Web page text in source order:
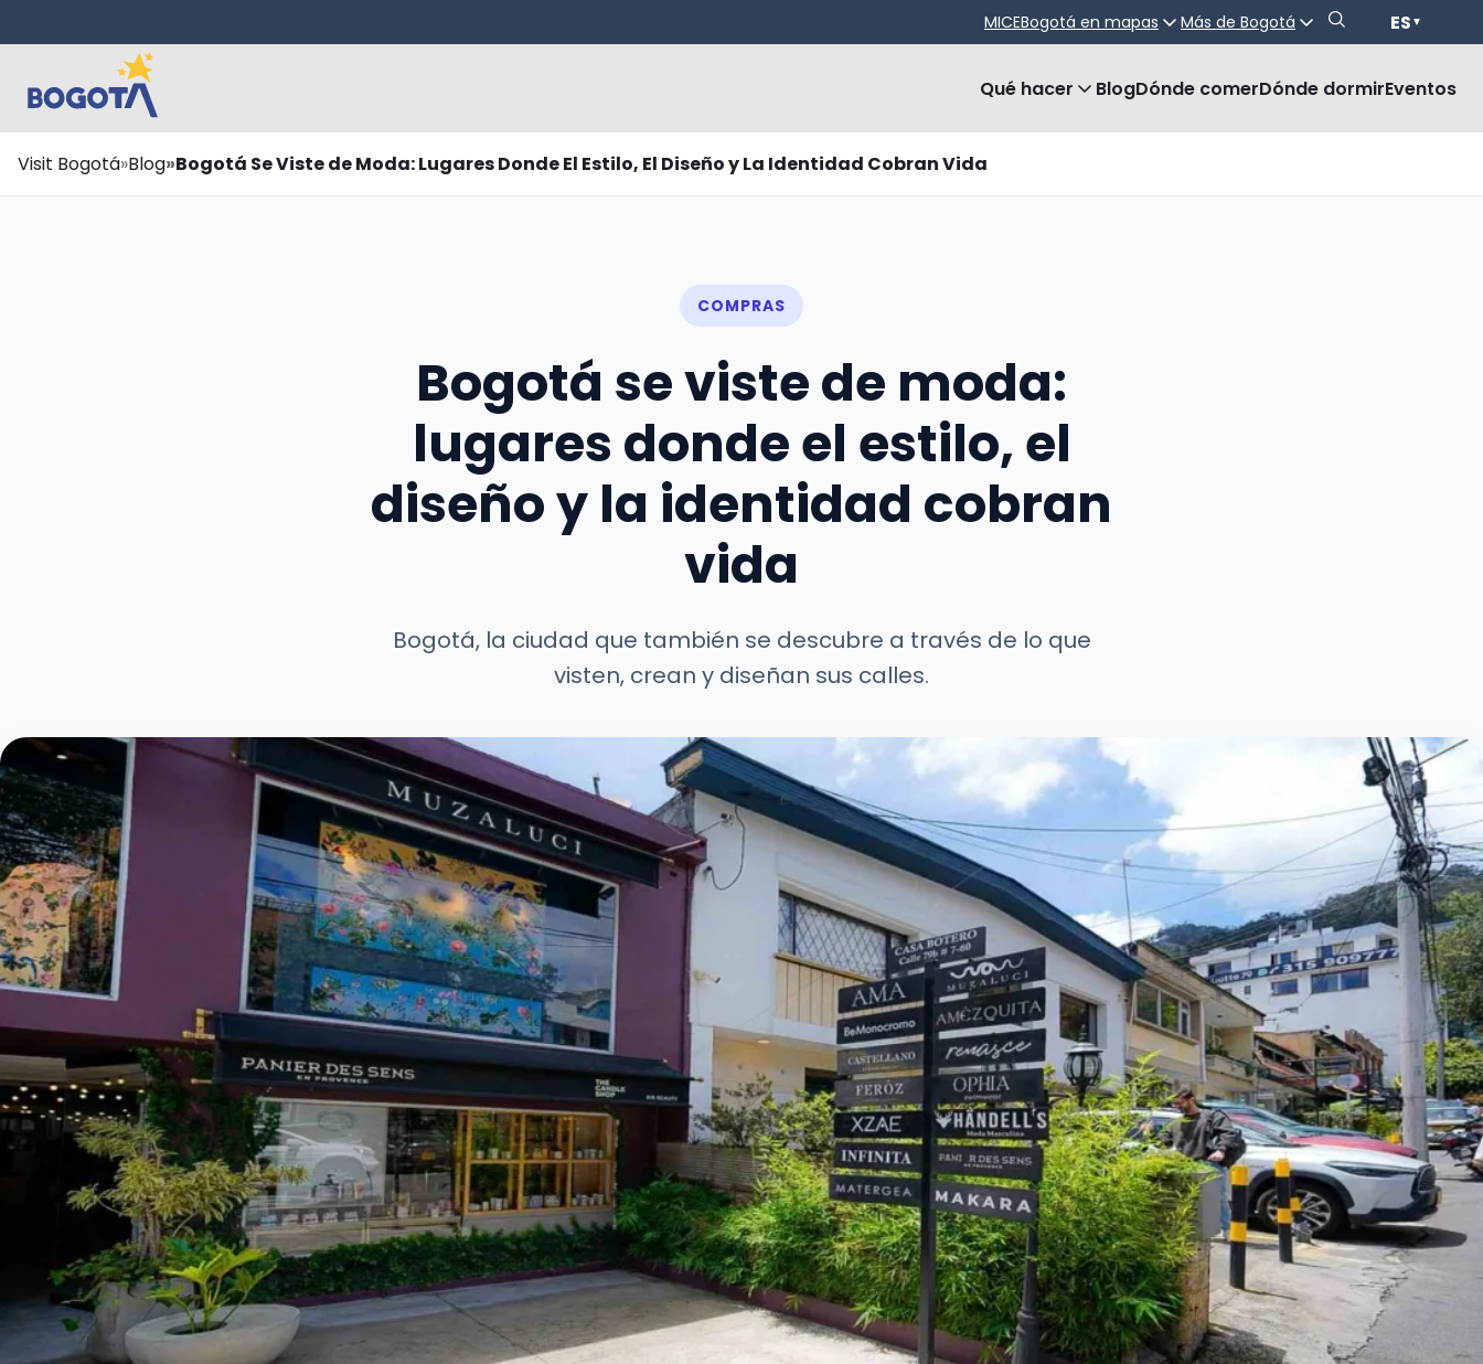
MICEBogotá en mapas Más de Bogotá ES ▼
Qué hacer BlogDónde comerDónde dormirEventos
de
navegación
Visit Bogotá Blog Bogotá Se Viste de Moda: Lugares Donde El Estilo, El Diseño y La Identidad Cobran Vida
COMPRAS
Bogotá se viste de moda:
lugares donde el estilo, el
diseño y la identidad cobran
vida
Bogotá, la ciudad que también se descubre a través de lo que
visten, crean y diseñan sus calles.